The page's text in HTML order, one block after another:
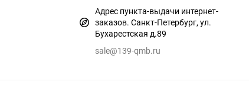
Адрес пункта-выдачи интернет-
заказов. Санкт-Петербург, ул.
Бухарестская д.89
sale@139-qmb.ru